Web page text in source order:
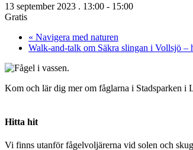
13 september 2023 . 13:00 - 15:00
Gratis
« Navigera med naturen
Walk-and-talk om Säkra slingan i Vollsjö
Kom och lär dig mer om fåglarna i Stadsparken
Hitta hit
Vi finns utanför fågelvoljärerna vid solen och